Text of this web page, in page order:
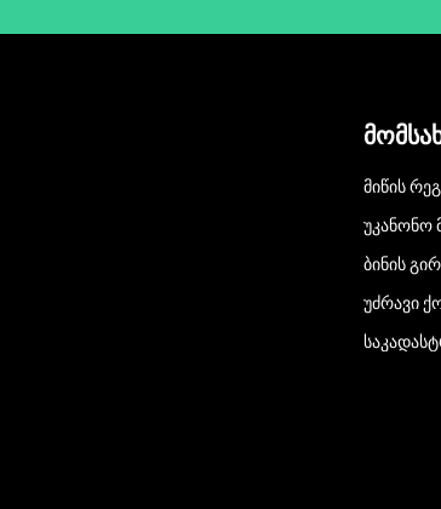
ᲛᲘᲬᲘᲡ
ᲣᲙᲐᲜᲝᲜᲝ
ᲑᲘᲜᲘᲡ
ᲣᲫᲠᲐᲕᲘ